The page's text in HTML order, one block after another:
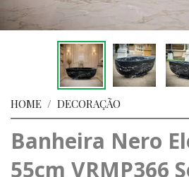
HOME / DECORAÇÃO
Banheira Nero
55cm VRMP366